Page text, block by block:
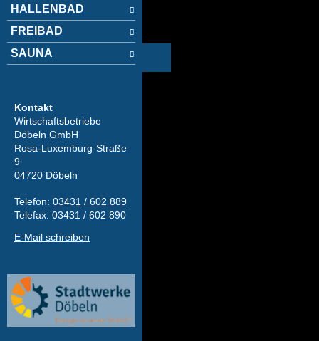
HALLENBAD
FREIBAD
SAUNA
Kontakt
Wirtschaftsbetriebe
Döbeln GmbH
Rosa-Luxemburg-Straße
9
04720 Döbeln
Telefon: 03431 / 602 889
Telefax: 03431 / 602 890
E-Mail schreiben